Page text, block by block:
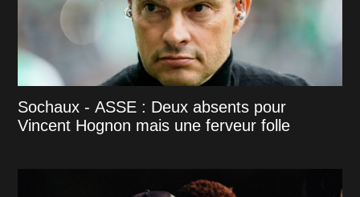
Sochaux - ASSE : Deux absents pour
Vincent Hognon mais une ferveur folle